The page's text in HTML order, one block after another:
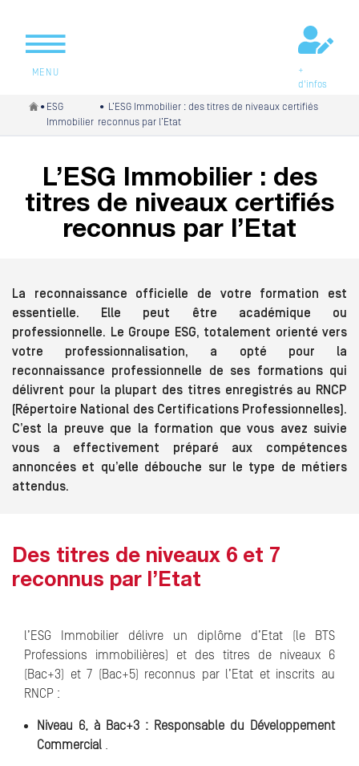
MENU
+
d'infos
Vous êtes ici
• ESG
Immobilier
• L’ESG Immobilier : des titres de niveaux certifiés
reconnus par l’Etat
L’ESG Immobilier : des
titres de niveaux certifiés
reconnus par l’Etat
La reconnaissance officielle de votre formation est
essentielle. Elle peut être académique ou
professionnelle. Le Groupe ESG, totalement orienté vers
votre professionnalisation, a opté pour la
reconnaissance professionnelle de ses formations qui
délivrent pour la plupart des titres enregistrés au RNCP
(Répertoire National des Certifications Professionnelles).
C’est la preuve que la formation que vous avez suivie
vous a effectivement préparé aux compétences
annoncées et qu’elle débouche sur le type de métiers
attendus.
Des titres de niveaux 6 et 7
reconnus par l’Etat
l’ESG Immobilier délivre un diplôme d’Etat (le BTS
Professions immobilières) et des titres de niveaux 6
(Bac+3) et 7 (Bac+5) reconnus par l’Etat et inscrits au
RNCP :
Niveau 6, à Bac+3 : Responsable du Développement
Commercial .